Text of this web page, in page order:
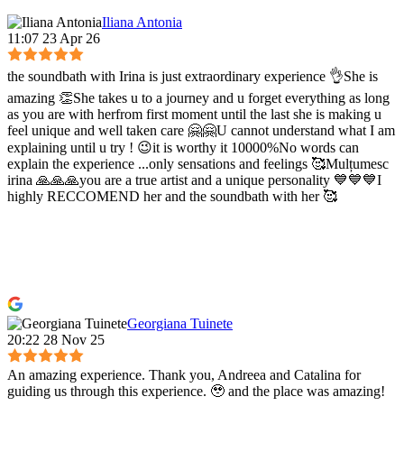
Iliana Antonia
11:07 23 Apr 26
the soundbath with Irina is just extraordinary experience 👌She is
amazing 👏She takes u to a journey and u forget everything as long
as you are with herfrom first moment until the last she is making u
feel unique and well taken care 🤗🤗U cannot understand what I am
explaining until u try ! 😉it is worthy it 10000%No words can
explain the experience ...only sensations and feelings 🥰Mulțumesc
irina 🙏🙏🙏you are a true artist and a unique personality 💙💙💙I
highly RECCOMEND her and the soundbath with her 🥰
Georgiana Tuinete
20:22 28 Nov 25
An amazing experience. Thank you, Andreea and Catalina for
guiding us through this experience. 🥹 and the place was amazing!